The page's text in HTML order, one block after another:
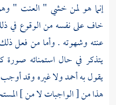
إنما هو لمن خشي " العنت "
خاف على نفسه من الوقوع في
عنته وشهوته . وأما من فعل
يتذكر في حال استمنائه صورة
يقول بهأحمدولا غيره وقد
هذا من [ الواجبات لا من ]